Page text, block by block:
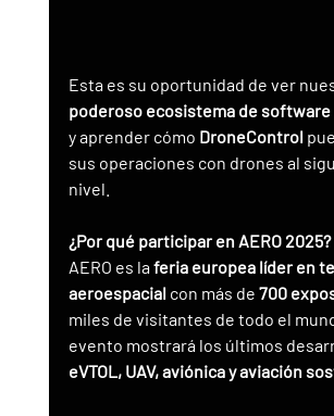
Esta es su oportunidad de ver
poderoso ecosistema de software
y aprender cómo DroneControl
sus operaciones con drones al
nivel.
¿Por qué participar en AERO 2025?
AERO es la feria europea líder en
aeroespacial con más de 700
miles de visitantes de todo el
evento mostrará los últimos
eVTOL, UAV, aviónica y aviación